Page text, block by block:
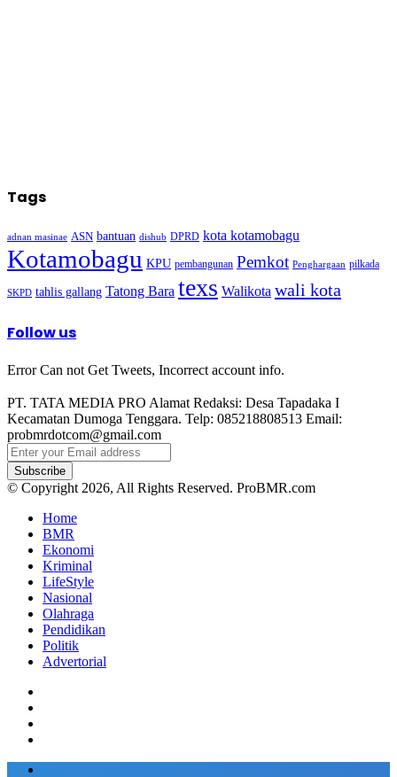
Tags
adnan masinae ASN bantuan dishub DPRD kota kotamobagu
Kotamobagu KPU pembangunan Pemkot Penghargaan pilkada
SKPD tahlis gallang Tatong Bara texs Walikota wali kota
Follow us
Error Can not Get Tweets, Incorrect account info.
PT. TATA MEDIA PRO Alamat Redaksi: Desa Tapadaka I
Kecamatan Dumoga Tenggara. Telp: 085218808513 Email:
probmrdotcom@gmail.com
Enter
your
Email
address
© Copyright 2026, All Rights Reserved. ProBMR.com
Home
BMR
Ekonomi
Kriminal
LifeStyle
Nasional
Olahraga
Pendidikan
Politik
Advertorial
Facebook
Twitter
Google+
WhatsApp
Telegram
Viber
Back
Close